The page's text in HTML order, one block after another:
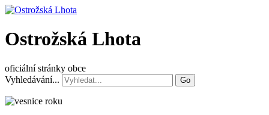
Ostrožská Lhota
oficiální stránky obce
Vyhledávání...
Go